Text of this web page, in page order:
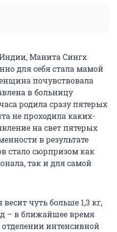
Манита Сингх
для себя стала мамой
почувствовала
в больницу
родила сразу пятерых
не проходила каких-
на свет пятерых
в результате
стало сюрпризом как
так и для самой
чуть больше 1,3 кг,
– в ближайшее время
интенсивной